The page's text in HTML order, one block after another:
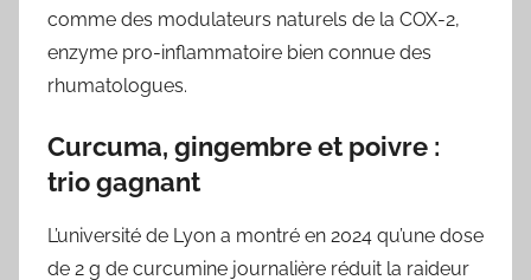
comme des modulateurs naturels de la COX-2,
enzyme pro-inflammatoire bien connue des
rhumatologues.
Curcuma, gingembre et poivre :
trio gagnant
L’université de Lyon a montré en 2024 qu’une dose
de 2 g de curcumine journalière réduit la raideur